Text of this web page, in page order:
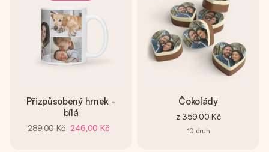
Přizpůsobený hrnek -
bílá
289,00 Kč 246,00 Kč
Čokolády
z 359,00 Kč
10 druh